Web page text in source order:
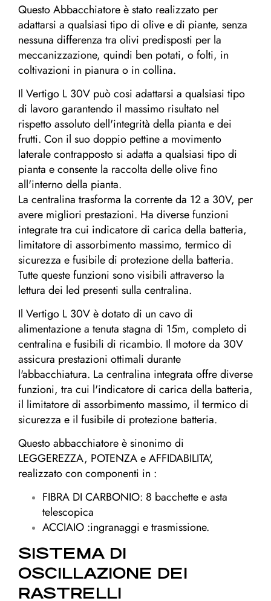
Questo Abbacchiatore è stato realizzato per
adattarsi a qualsiasi tipo di olive e di piante, senza
nessuna differenza tra olivi predisposti per la
meccanizzazione, quindi ben potati, o folti, in
coltivazioni in pianura o in collina.
Il Vertigo L 30V può cosi adattarsi a qualsiasi tipo
di lavoro garantendo il massimo risultato nel
rispetto assoluto dell'integrità della pianta e dei
frutti. Con il suo doppio pettine a movimento
laterale contrapposto si adatta a qualsiasi tipo di
pianta e consente la raccolta delle olive fino
all'interno della pianta.
La centralina trasforma la corrente da 12 a 30V, per
avere migliori prestazioni. Ha diverse funzioni
integrate tra cui indicatore di carica della batteria,
limitatore di assorbimento massimo, termico di
sicurezza e fusibile di protezione della batteria.
Tutte queste funzioni sono visibili attraverso la
lettura dei led presenti sulla centralina.
Il Vertigo L 30V è dotato di un cavo di
alimentazione a tenuta stagna di 15m, completo di
centralina e fusibili di ricambio. Il motore da 30V
assicura prestazioni ottimali durante
l'abbacchiatura. La centralina integrata offre diverse
funzioni, tra cui l'indicatore di carica della batteria,
il limitatore di assorbimento massimo, il termico di
sicurezza e il fusibile di protezione batteria.
Questo abbacchiatore è sinonimo di
LEGGEREZZA, POTENZA e AFFIDABILITA',
realizzato con componenti in :
FIBRA DI CARBONIO: 8 bacchette e asta
telescopica
ACCIAIO :ingranaggi e trasmissione.
SISTEMA DI
OSCILLAZIONE DEI
RASTRELLI